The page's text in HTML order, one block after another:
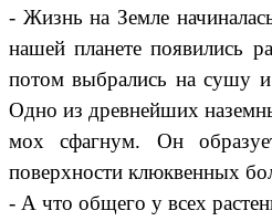
- Жизнь на Земле
нашей планете появились
потом выбрались на сушу
Одно из древнейших
мох сфагнум. Он
поверхности клюквенных
- А что общего у всех